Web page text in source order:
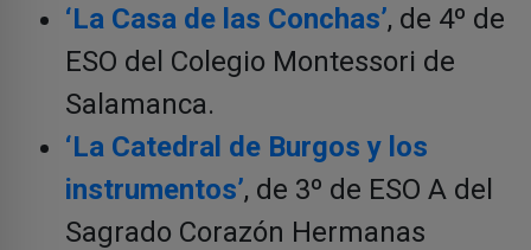
‘La Casa de las Conchas’, de 4º de
ESO del Colegio Montessori de
Salamanca.
‘La Catedral de Burgos y los
instrumentos’, de 3º de ESO A del
Sagrado Corazón Hermanas